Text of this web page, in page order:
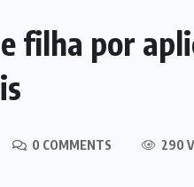
filha por
0 COMMENTS 290